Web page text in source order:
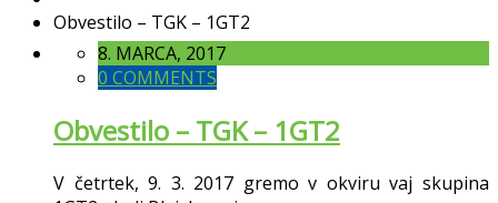
Obvestilo – TGK – 1GT2
8. MARCA, 2017
0 COMMENTS
Obvestilo – TGK – 1GT2
V četrtek, 9. 3. 2017 gremo v okviru vaj skupina